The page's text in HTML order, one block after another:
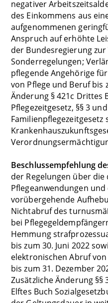
negativer
des Einkommens aus
aufgenommenen
Anspruch auf erhöhte
der Bundesregierung
Sonderregelungen;
pflegende Angehörige
von Pflege und Beruf bis
Änderung § 421c Drittes
Pflegezeitgesetz, §§ 3
Familienpflegezeitgesetz
Beschlussempfehlung
der Regelungen über die
Pflegeanwendungen
vorübergehende
Nichtabruf des
bei
Hemmung
bis zum 30. Juni 2022
elektronischen Abruf
bis zum 31. Dezember
Zusätzliche Änderung §§
Elftes Buch